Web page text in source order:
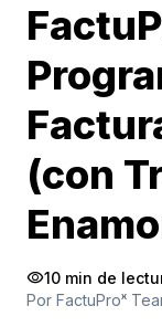
(con
visibility10 min de
Por FactuProˣ